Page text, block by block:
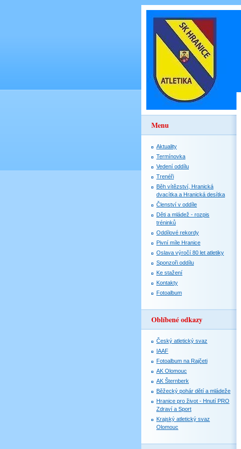
Menu
Aktuality
Termínovka
Vedení oddílu
Trenéři
Běh vítězství, Hranická
dvacítka a Hranická desítka
Členství v oddíle
Děti a mládež - rozpis
tréninků
Oddílové rekordy
Pivní míle Hranice
Oslava výročí 80 let atletiky
Sponzoři oddílu
Ke stažení
Kontakty
Fotoalbum
Oblíbené odkazy
Český atletický svaz
IAAF
Fotoalbum na Rajčeti
AK Olomouc
AK Šternberk
Běžecký pohár dětí a mládeže
Hranice pro život - Hnutí PRO
Zdraví a Sport
Krajský atletický svaz
Olomouc